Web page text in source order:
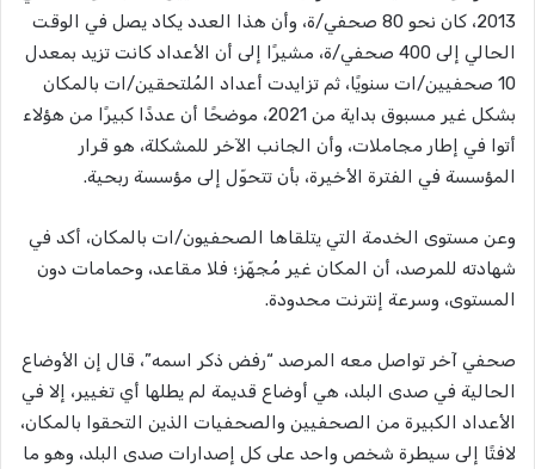
2013، كان نحو 80 صحفي/ة، وأن هذا العدد يكاد يصل في الوقت
الحالي إلى 400 صحفي/ة، مشيرًا إلى أن الأعداد كانت تزيد بمعدل
10 صحفيين/ات سنويًا، ثم تزايدت أعداد المُلتحقين/ات بالمكان
بشكل غير مسبوق بداية من 2021، موضحًا أن عددًا كبيرًا من هؤلاء
أتوا في إطار مجاملات، وأن الجانب الآخر للمشكلة، هو قرار
المؤسسة في الفترة الأخيرة، بأن تتحوّل إلى مؤسسة ربحية.
وعن مستوى الخدمة التي يتلقاها الصحفيون/ات بالمكان، أكد في
شهادته للمرصد، أن المكان غير مُجهّز؛ فلا مقاعد، وحمامات دون
المستوى، وسرعة إنترنت محدودة.
صحفي آخر تواصل معه المرصد “رفض ذكر اسمه”، قال إن الأوضاع
الحالية في صدى البلد، هي أوضاع قديمة لم يطلها أي تغيير، إلا في
الأعداد الكبيرة من الصحفيين والصحفيات الذين التحقوا بالمكان،
لافتًا إلى سيطرة شخص واحد على كل إصدارات صدى البلد، وهو ما